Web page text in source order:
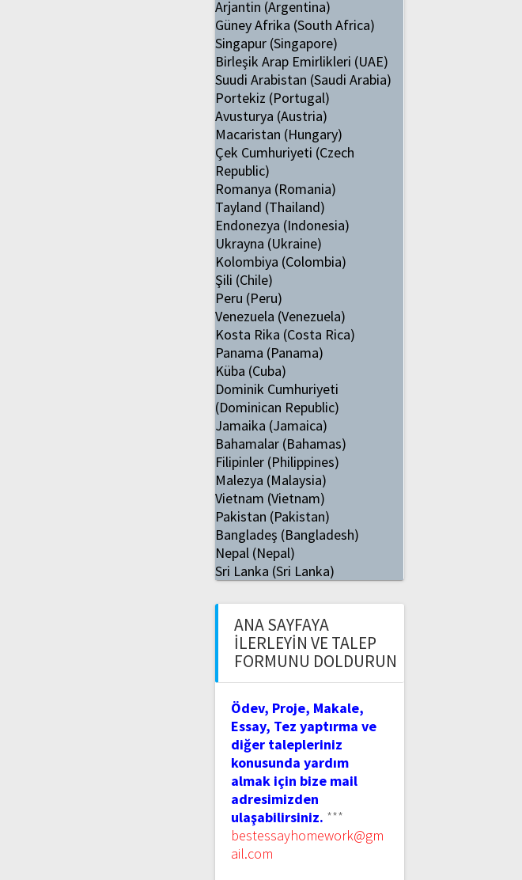
Arjantin (Argentina)
Güney Afrika (South Africa)
Singapur (Singapore)
Birleşik Arap Emirlikleri (UAE)
Suudi Arabistan (Saudi Arabia)
Portekiz (Portugal)
Avusturya (Austria)
Macaristan (Hungary)
Çek Cumhuriyeti (Czech
Republic)
Romanya (Romania)
Tayland (Thailand)
Endonezya (Indonesia)
Ukrayna (Ukraine)
Kolombiya (Colombia)
Şili (Chile)
Peru (Peru)
Venezuela (Venezuela)
Kosta Rika (Costa Rica)
Panama (Panama)
Küba (Cuba)
Dominik Cumhuriyeti
(Dominican Republic)
Jamaika (Jamaica)
Bahamalar (Bahamas)
Filipinler (Philippines)
Malezya (Malaysia)
Vietnam (Vietnam)
Pakistan (Pakistan)
Bangladeş (Bangladesh)
Nepal (Nepal)
Sri Lanka (Sri Lanka)
ANA SAYFAYA
İLERLEYIN VE TALEP
FORMUNU DOLDURUN
Ödev, Proje, Makale,
Essay, Tez yaptırma ve
diğer talepleriniz
konusunda yardım
almak için bize mail
adresimizden
ulaşabilirsiniz. ***
bestessayhomework@gm
ail.com